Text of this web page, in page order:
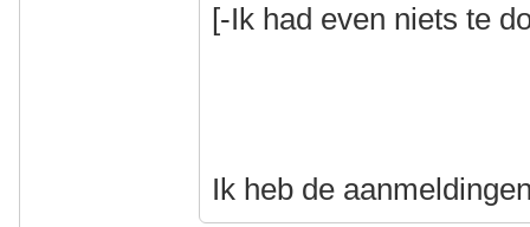
[-Ik had even niets te
Ik heb de